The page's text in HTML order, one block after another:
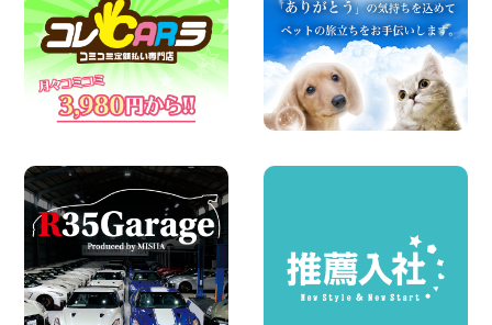
100円レンタカー 墨田文花
2026年08月07日
お盆も休まず営業します! 神奈川県 横浜
旭南本宿町店
100円レンタカー 横浜旭南本宿町
2026年08月07日
坂出川津店
【カーシェアのレンタカーが2台になりま
した!】 岐阜県 各務原那加店
100円レンタカー 各務原那加
2026年08月06日